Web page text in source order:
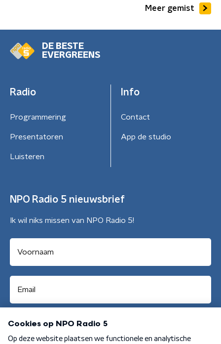
Meer gemist
DE BESTE
EVERGREENS
Radio
Programmering
Presentatoren
Luisteren
Info
Contact
App de studio
NPO Radio 5 nieuwsbrief
Ik wil niks missen van NPO Radio 5!
Aanmelden